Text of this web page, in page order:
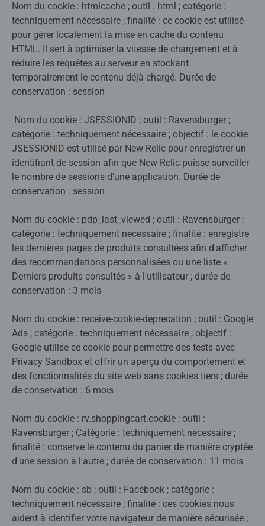
Nom du cookie : htmlcache ; outil : html ; catégorie :
techniquement nécessaire ; finalité : ce cookie est utilisé
pour gérer localement la mise en cache du contenu
HTML. Il sert à optimiser la vitesse de chargement et à
réduire les requêtes au serveur en stockant
temporairement le contenu déjà chargé. Durée de
conservation : session
Nom du cookie : JSESSIONID ; outil : Ravensburger ;
catégorie : techniquement nécessaire ; objectif : le cookie
JSESSIONID est utilisé par New Relic pour enregistrer un
identifiant de session afin que New Relic puisse surveiller
le nombre de sessions d'une application. Durée de
conservation : session
Nom du cookie : pdp_last_viewed ; outil : Ravensburger ;
catégorie : techniquement nécessaire ; finalité : enregistre
les dernières pages de produits consultées afin d'afficher
des recommandations personnalisées ou une liste «
Derniers produits consultés » à l'utilisateur ; durée de
conservation : 3 mois
Nom du cookie : receive-cookie-deprecation ; outil : Google
Ads ; catégorie : techniquement nécessaire ; objectif :
Google utilise ce cookie pour permettre des tests avec
Privacy Sandbox et offrir un aperçu du comportement et
des fonctionnalités du site web sans cookies tiers ; durée
de conservation : 6 mois
Nom du cookie : rv.shoppingcart.cookie ; outil :
Ravensburger ; Catégorie : techniquement nécessaire ;
finalité : conserve le contenu du panier de manière cryptée
d'une session à l'autre ; durée de conservation : 11 mois
Nom du cookie : sb ; outil : Facebook ; catégorie :
techniquement nécessaire ; finalité : ces cookies nous
aident à identifier votre navigateur de manière sécurisée ;